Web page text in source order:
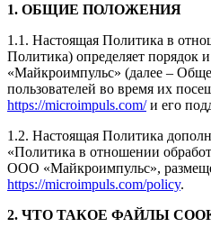
1. ОБЩИЕ ПОЛОЖЕНИЯ
1.1. Настоящая Политика в
Политика) определяет порядок
«Майкроимпульс» (далее –
пользователей во время их
https://microimpuls.com/и его
1.2. Настоящая Политика
«Политика в отношении
ООО «Майкроимпульс»,
https://microimpuls.com/policy.
2. ЧТО ТАКОЕ ФАЙЛЫ